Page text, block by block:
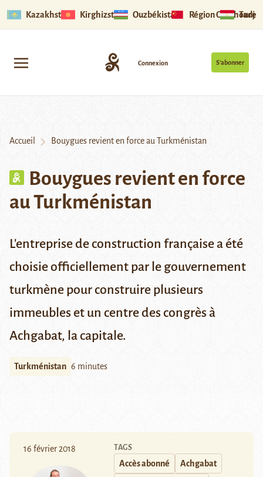
Kazakhstan Kirghizstan Ouzbékistan Région Ouïghoure
S’abonner
Connexion
Accueil Bouygues revient en force au Turkménistan
Bouygues revient en force
au Turkménistan
L'entreprise de construction française a été
choisie officiellement par le gouvernement
turkmène pour construire plusieurs
immeubles et un centre des congrès à
Achgabat, la capitale.
Turkménistan 6 minutes
16 février 2018 TAGS
Accès abonné Achgabat